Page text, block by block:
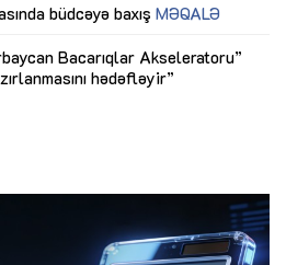
büdcəyə baxış MƏQALƏ
Bacarıqlar Akseleratoru”
hədəfləyir”